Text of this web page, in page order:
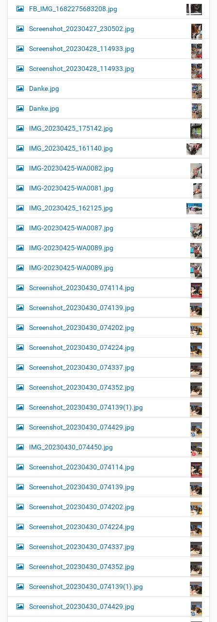
FB_IMG_1682275683208.jpg
Screenshot_20230427_230502.jpg
Screenshot_20230428_114933.jpg
Screenshot_20230428_114933.jpg
Danke.jpg
Danke.jpg
IMG_20230425_175142.jpg
IMG_20230425_161140.jpg
IMG-20230425-WA0082.jpg
IMG-20230425-WA0081.jpg
IMG_20230425_162125.jpg
IMG-20230425-WA0087.jpg
IMG-20230425-WA0089.jpg
IMG-20230425-WA0089.jpg
Screenshot_20230430_074114.jpg
Screenshot_20230430_074139.jpg
Screenshot_20230430_074202.jpg
Screenshot_20230430_074224.jpg
Screenshot_20230430_074337.jpg
Screenshot_20230430_074352.jpg
Screenshot_20230430_074139(1).jpg
Screenshot_20230430_074429.jpg
IMG_20230430_074450.jpg
Screenshot_20230430_074114.jpg
Screenshot_20230430_074139.jpg
Screenshot_20230430_074202.jpg
Screenshot_20230430_074224.jpg
Screenshot_20230430_074337.jpg
Screenshot_20230430_074352.jpg
Screenshot_20230430_074139(1).jpg
Screenshot_20230430_074429.jpg